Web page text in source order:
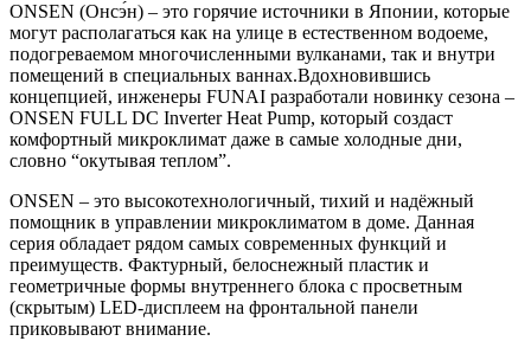
ONSEN (Онсэ́н) – это горячие источники в Японии, которые
могут располагаться как на улице в естественном водоеме,
подогреваемом многочисленными вулканами, так и внутри
помещений в специальных ваннах.Вдохновившись
концепцией, инженеры FUNAI разработали новинку сезона –
ONSEN FULL DC Inverter Heat Pump, который создаст
комфортный микроклимат даже в самые холодные дни,
словно “окутывая теплом”.
ONSEN – это высокотехнологичный, тихий и надёжный
помощник в управлении микроклиматом в доме. Данная
серия обладает рядом самых современных функций и
преимуществ. Фактурный, белоснежный пластик и
геометричные формы внутреннего блока с просветным
(скрытым) LED-дисплеем на фронтальной панели
приковывают внимание.